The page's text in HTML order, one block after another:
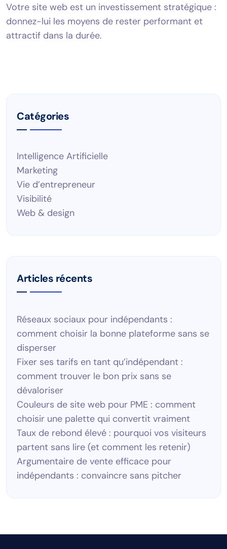
Votre site web est un investissement stratégique :
donnez-lui les moyens de rester performant et
attractif dans la durée.
Catégories
Intelligence Artificielle
Marketing
Vie d’entrepreneur
Visibilité
Web & design
Articles récents
Réseaux sociaux pour indépendants :
comment choisir la bonne plateforme sans se
disperser
Fixer ses tarifs en tant qu’indépendant :
comment trouver le bon prix sans se
dévaloriser
Couleurs de site web pour PME : comment
choisir une palette qui convertit vraiment
Taux de rebond élevé : pourquoi vos visiteurs
partent sans lire (et comment les retenir)
Argumentaire de vente efficace pour
indépendants : convaincre sans pitcher